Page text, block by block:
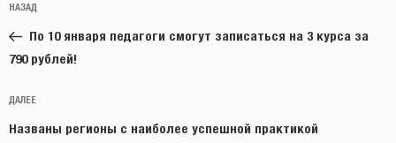
по
записям
Предыдущая
запись:
НАЗАД
По 10 января педагоги смогут записаться на 3 курса за
790 рублей!
Следующая
запись
ДАЛЕЕ
Названы регионы с наиболее успешной практикой